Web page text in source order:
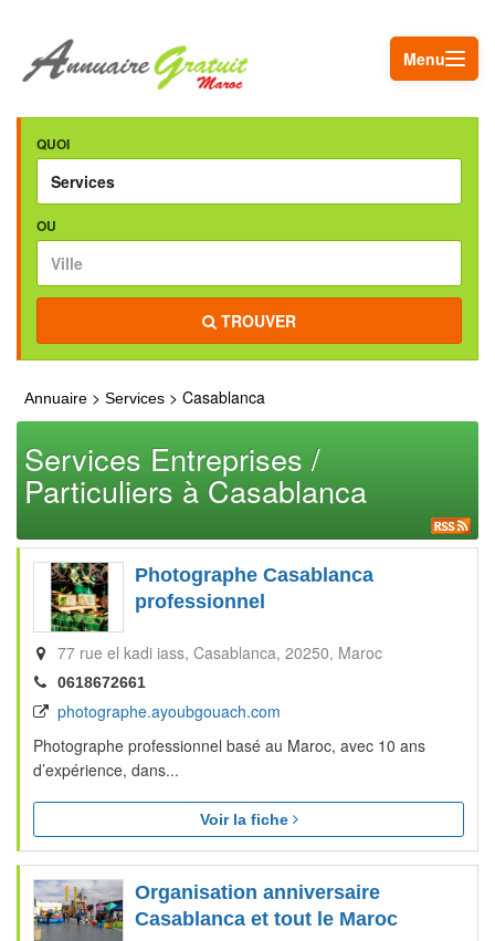
Menu
QUOI
OU
TROUVER
Annuaire > Services > Casablanca
Services Entreprises /
Particuliers à Casablanca
Photographe Casablanca
professionnel
77 rue el kadi iass Casablanca 20250 Maroc
0618672661
photographe.ayoubgouach.com
Photographe professionnel basé au Maroc, avec 10 ans
d’expérience, dans...
Voir la fiche
Organisation anniversaire
Casablanca et tout le Maroc